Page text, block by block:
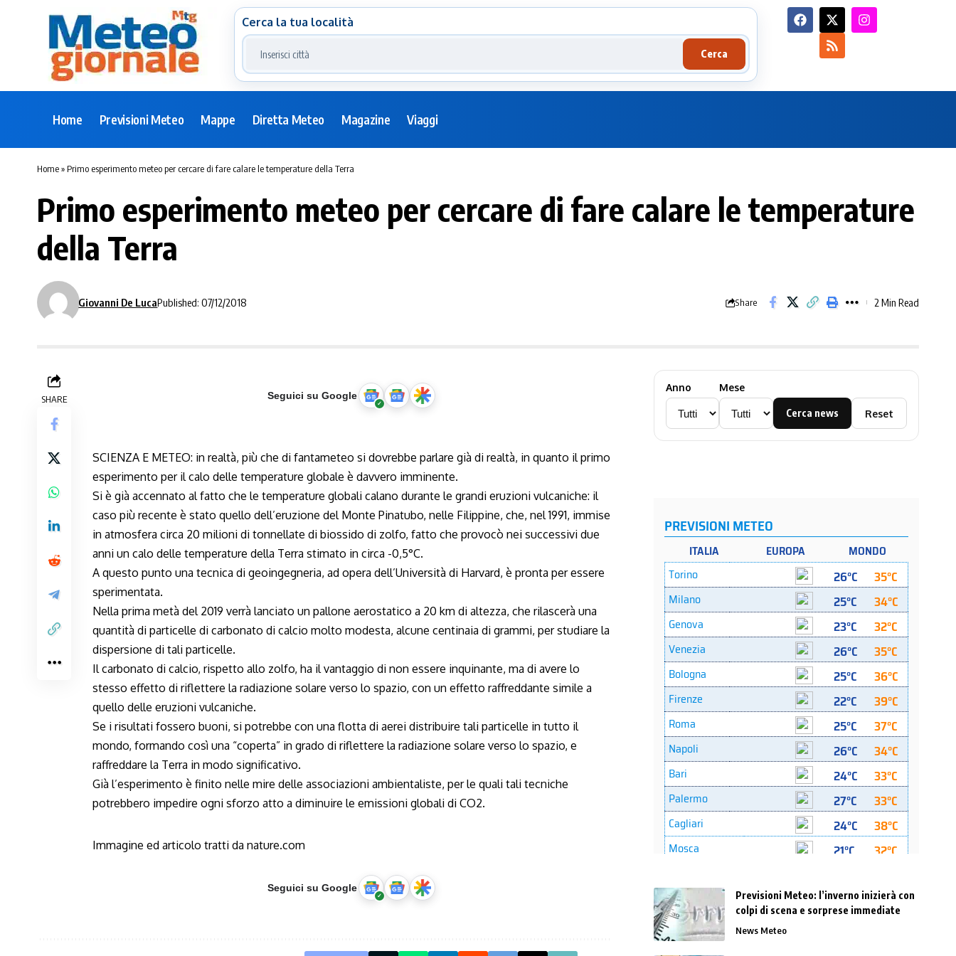
Cerca la tua località
Cerca
Home Previsioni Meteo Mappe Diretta Meteo Magazine Viaggi
Home»Primo esperimento meteo per cercare di fare calare le temperature della Terra
Primo esperimento meteo per cercare di fare calare le temperature
della Terra
Giovanni De LucaPublished: 07/12/2018 Share 2 Min Read
SHARE Seguici su Google
SCIENZA E METEO: in realtà, più che di fantameteo si dovrebbe parlare già di realtà, in quanto il primo
esperimento per il calo delle temperature globale è davvero imminente.
Si è già accennato al fatto che le temperature globali calano durante le grandi eruzioni vulcaniche: il
caso più recente è stato quello dell’eruzione del Monte Pinatubo, nelle Filippine, che, nel 1991, immise
in atmosfera circa 20 milioni di tonnellate di biossido di zolfo, fatto che provocò nei successivi due
anni un calo delle temperature della Terra stimato in circa -0,5°C.
A questo punto una tecnica di geoingegneria, ad opera dell’Università di Harvard, è pronta per essere
sperimentata.
Nella prima metà del 2019 verrà lanciato un pallone aerostatico a 20 km di altezza, che rilascerà una
quantità di particelle di carbonato di calcio molto modesta, alcune centinaia di grammi, per studiare la
dispersione di tali particelle.
Il carbonato di calcio, rispetto allo zolfo, ha il vantaggio di non essere inquinante, ma di avere lo
stesso effetto di riflettere la radiazione solare verso lo spazio, con un effetto raffreddante simile a
quello delle eruzioni vulcaniche.
Se i risultati fossero buoni, si potrebbe con una flotta di aerei distribuire tali particelle in tutto il
mondo, formando così una “coperta” in grado di riflettere la radiazione solare verso lo spazio, e
raffreddare la Terra in modo significativo.
Già l’esperimento è finito nelle mire delle associazioni ambientaliste, per le quali tali tecniche
potrebbero impedire ogni sforzo atto a diminuire le emissioni globali di CO2.
Immagine ed articolo tratti da nature.com
Seguici su Google
Anno Mese
Cerca news Reset
Previsioni Meteo: l’inverno inizierà con
colpi di scena e sorprese immediate
News Meteo